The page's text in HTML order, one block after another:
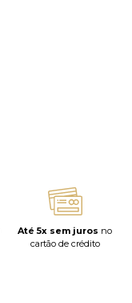
Até 5x sem juros no
cartão de crédito